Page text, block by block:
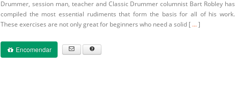
Drummer, session man, teacher and Classic Drummer columnist Bart Robley has
compiled the most essential rudiments that form the basis for all of his work.
These exercises are not only great for beginners who need a solid [ ...]
Encomendar